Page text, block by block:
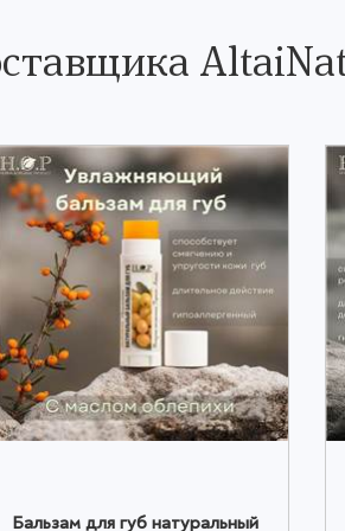
Бальзам для губ натуральный